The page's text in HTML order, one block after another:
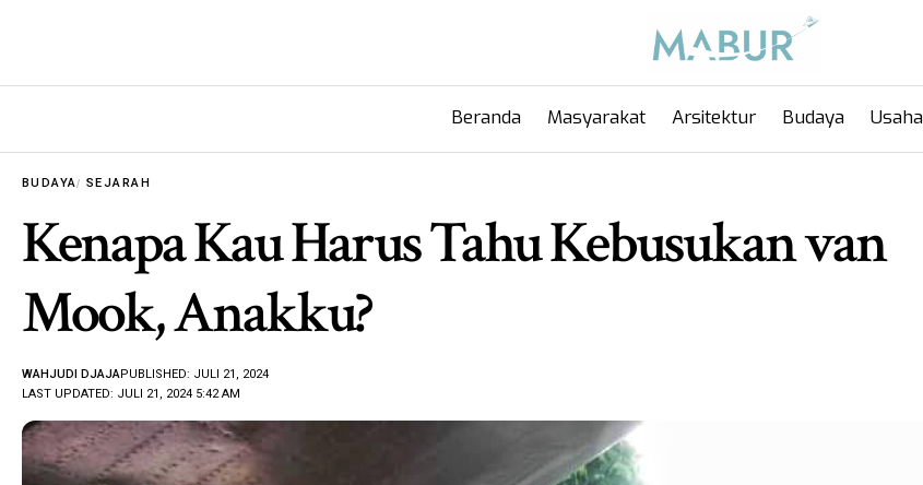
Beranda Masyarakat Arsitektur Budaya Usaha
BUDAYA SEJARAH
Kenapa Kau Harus Tahu Kebusukan van
Mook, Anakku?
LAST UPDATED: JULI 21, 2024 5:42 AM
WAHJUDI DJAJAPUBLISHED: JULI 21, 2024